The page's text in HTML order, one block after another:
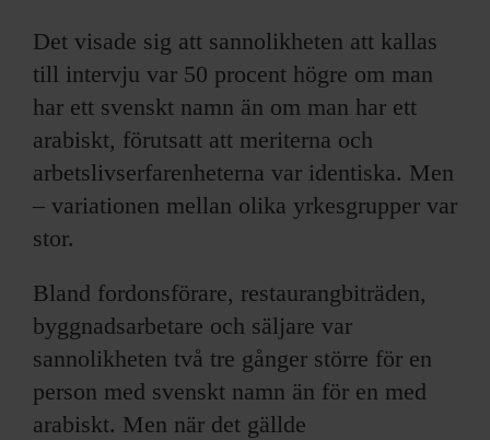
Det visade sig att sanno­likheten att kallas
till intervju var 50 procent högre om man
har ett svenskt namn än om man har ett
arabiskt, förutsatt att meriterna och
arbetslivserfarenheterna var identiska. Men
– variationen mellan olika yrkesgrupper var
stor.
Bland fordonsförare, restaurangbiträden,
byggnadsarbetare och säljare var
sannolikheten två tre gånger större för en
person med svenskt namn än för en med
arabiskt. Men när det gällde